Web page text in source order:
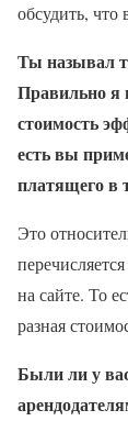
обсудить, что
Ты называл
Правильно я
стоимость
есть вы
платящего в
Это
на сайте. То
разная
Были ли у